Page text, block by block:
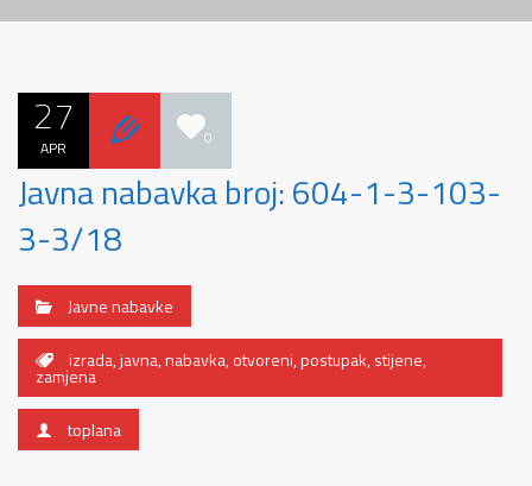
27
APR 0
Javna nabavka broj: 604-1-3-103-
3-3/18
Javne nabavke
izrada,javna,nabavka,otvoreni,postupak,stijene,
zamjena
toplana